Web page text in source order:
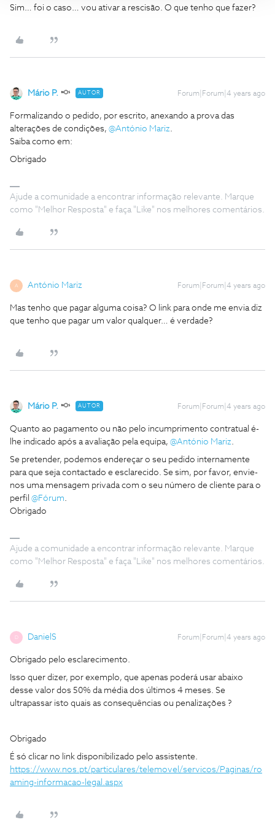
Sim… foi o caso… vou ativar a rescisão. O que tenho que fazer?
Mário P. AUTOR Forum|Forum|4 years ago
Formalizando o pedido, por escrito, anexando a prova das
alterações de condições, @António Mariz.
Saiba como em:
Obrigado
Ajude a comunidade a encontrar informação relevante. Marque
como "Melhor Resposta" e faça "Like" nos melhores comentários.
A António Mariz Forum|Forum|4 years ago
Mas tenho que pagar alguma coisa? O link para onde me envia diz
que tenho que pagar um valor qualquer… é verdade?
Mário P. AUTOR Forum|Forum|4 years ago
Quanto ao pagamento ou não pelo incumprimento contratual é-
lhe indicado após a avaliação pela equipa, @António Mariz.
Se pretender, podemos endereçar o seu pedido internamente
para que seja contactado e esclarecido. Se sim, por favor, envie-
nos uma mensagem privada com o seu número de cliente para o
perfil @Fórum.
Obrigado
Ajude a comunidade a encontrar informação relevante. Marque
como "Melhor Resposta" e faça "Like" nos melhores comentários.
D DanielS Forum|Forum|4 years ago
Obrigado pelo esclarecimento.
Isso quer dizer, por exemplo, que apenas poderá usar abaixo
desse valor dos 50% da média dos últimos 4 meses. Se
ultrapassar isto quais as consequências ou penalizações ?
Obrigado
É só clicar no link disponibilizado pelo assistente.
https://www.nos.pt/particulares/telemovel/servicos/Paginas/ro
aming-informacao-legal.aspx